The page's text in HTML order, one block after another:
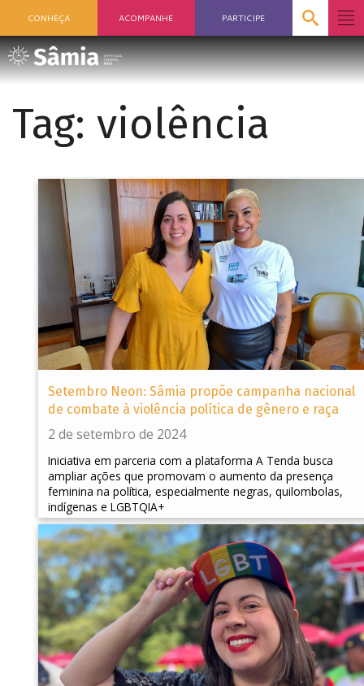
CONHEÇA ACOMPANHE PARTICIPE
Tag: violência
Setembro Neon: Sâmia propõe campanha nacional
de combate à violência política de gênero e raça
2 de setembro de 2024
Iniciativa em parceria com a plataforma A Tenda busca
ampliar ações que promovam o aumento da presença
feminina na política, especialmente negras, quilombolas,
indígenas e LGBTQIA+